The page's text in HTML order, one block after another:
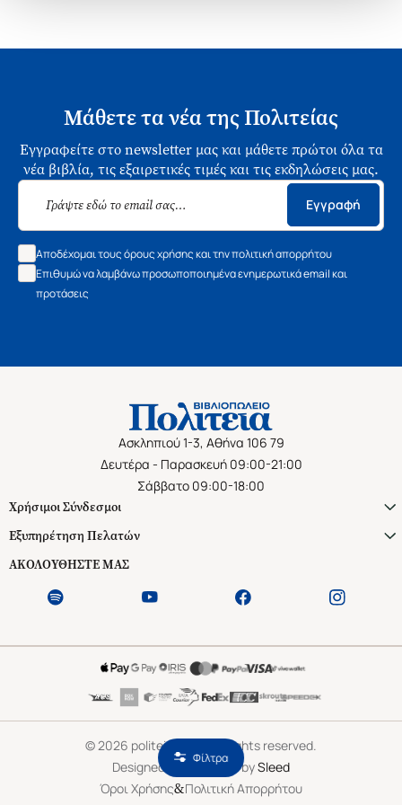
Φίλτρα
Μάθετε τα νέα της Πολιτείας
Εγγραφείτε στο newsletter μας και μάθετε πρώτοι όλα τα
νέα βιβλία, τις εξαιρετικές τιμές και τις εκδηλώσεις μας.
Εγγραφή
Αποδέχομαι τους όρους χρήσης και την πολιτική απορρήτου
Επιθυμώ να λαμβάνω προσωποποιημένα ενημερωτικά email και
προτάσεις
Ασκληπιού 1-3, Αθήνα 106 79
Δευτέρα - Παρασκευή 09:00-21:00
Σάββατο 09:00-18:00
Χρήσιμοι Σύνδεσμοι
Εξυπηρέτηση Πελατών
ΑΚΟΛΟΥΘΗΣΤΕ ΜΑΣ
© 2026 politeianet.gr All rights reserved.
Designed & Developed bySleed
Όροι Χρήσης&Πολιτική Απορρήτου